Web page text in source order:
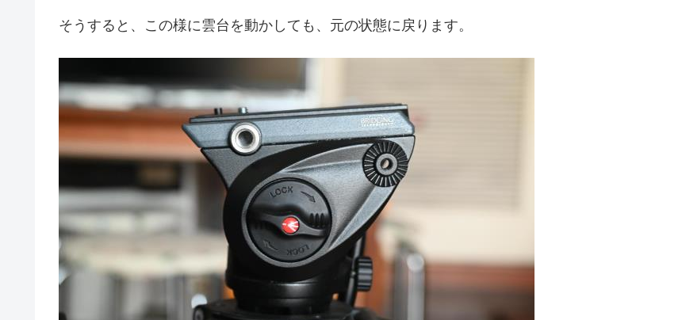
そうすると、この様に雲台を動かしても、元の状態に戻ります。